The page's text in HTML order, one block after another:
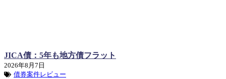
JICA債：5年も地方債フラット
2026年8月7日
債券案件レビュー